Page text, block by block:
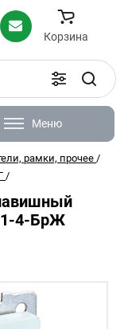
Корзина
Меню
рамки, прочее /
/
1-4-БрЖ